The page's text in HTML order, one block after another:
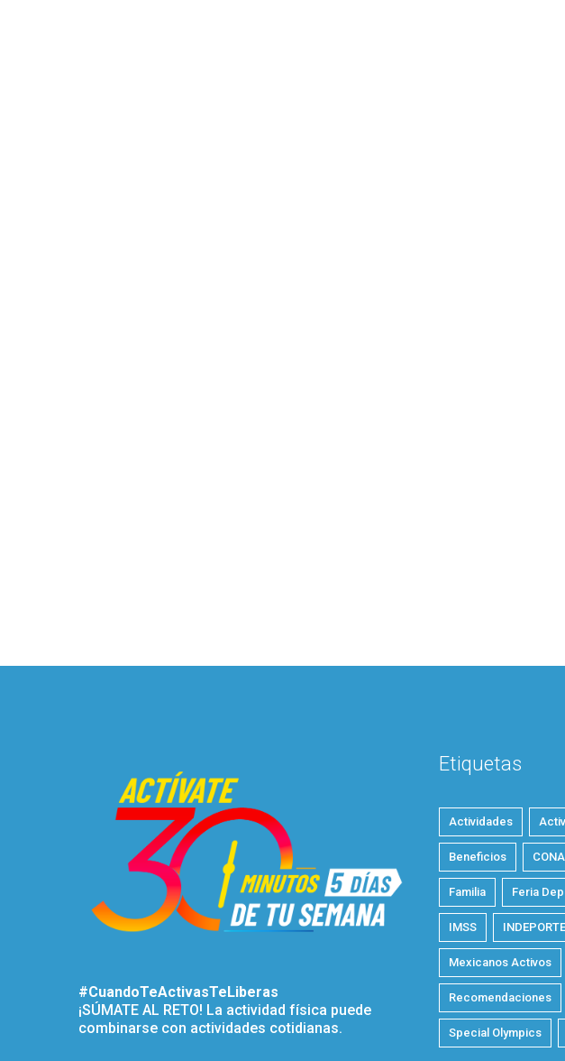
#CuandoTeActivasTeLiberas
¡SÚMATE AL RETO! La actividad física puede
combinarse con actividades cotidianas.
Etiquetas
Actividades
Beneficios
Familia Feria
IMSS INDEPORTE
Mexicanos Activos
Recomendaciones
Special Olympics